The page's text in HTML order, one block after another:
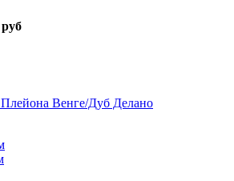
руб
Венге/Дуб Делано